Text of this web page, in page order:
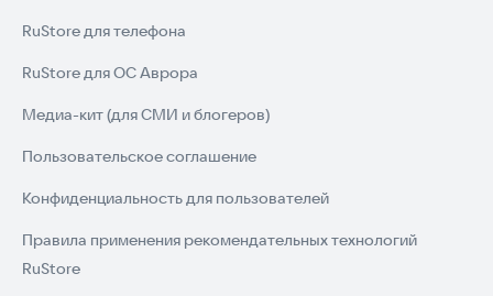
RuStore для телефона
RuStore для ОС Аврора
Медиа-кит (для СМИ и блогеров)
Пользовательское соглашение
Конфиденциальность для пользователей
Правила применения рекомендательных технологий
RuStore